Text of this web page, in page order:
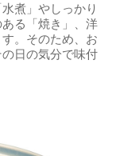
煮」やしっかり
る「焼き」、洋
。そのため、お
日の気分で味付